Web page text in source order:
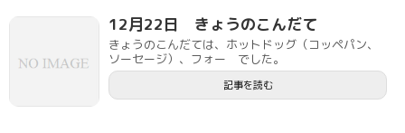
12月22日 きょうのこんだて
きょうのこんだては、ホットドッグ（コッペパン、
ソーセージ）、フォー でした。
記事を読む